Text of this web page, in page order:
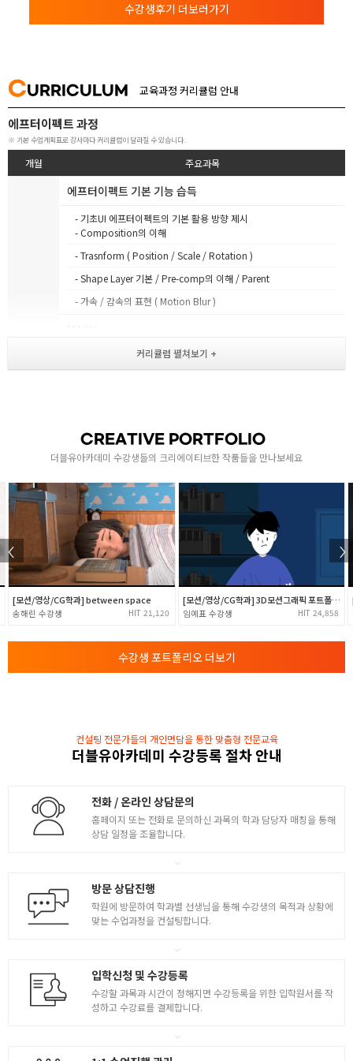
수강생후기 더보러가기
CURRICULUM 교육과정 커리큘럼 안내
에프터이펙트 과정
※ 기본 수업계획표로 강사마다 커리큘럼이 달라질 수 있습니다.
개월 주요과목
에프터이펙트 기본 기능 습득
- 기초UI 에프터이펙트의 기본 활용 방향 제시
- Composition의 이해
- Trasnform ( Position / Scale / Rotation )
- Shape Layer 기본 / Pre-comp의 이해 / Parent
- 가속 / 감속의 표현 ( Motion Blur )
- Mask의 이해 / MotionSketch 활용
MATTE / 3D LAYER
- Alpha matte의 활용
- Luma matte의 활용
- 3D Layer의 이해 / Camera, Light 기본
- 3D Layer의 활용 / Text Animate 기본활용
EFFECTS
- 다양한 Effects에 대해 알아보기
- Effects 실습 및 활용
- 기본 Particle활용
- 기본 Tracking의 이해와 활용
- Intro 영상 제작 ( Glitch 효과 )
- MV활용 영상 제작 ( Audio to Keyframe )
- Squence Source를 활용한 영상 제작
다양한 영상제작 실습
- Stroke를 활용한 영상 애니메이션
- Typo 영상 제작 / Expression 활용
- 3D Tracking / Mocha Tracking
- DUIK를 활용한 Folding Motion
- Character Rigging ( DUIK )
- Shape Layer 응용 모션그래픽 1
- Shape Layer 응용 모션그래픽 2
CREATIVE PORTFOLIO
더블유아카데미 수강생들의 크리에이티브한 작품들을 만나보세요
[모션/영상/CG학과] between space
송해린 21,120
[모션/영상/CG학과] 3D모션그래픽 포트폴리오
임예표 24,858
수강생 포트폴리오 더보기
컨설팅 전문가들의 개인면담을 통한 맞춤형 전문교육
더블유아카데미 수강등록 절차 안내
전화 / 온라인 상담문의
홈페이지 또는 전화로 문의하신 과목의 학과 담당자 매칭을 통해
상담 일정을 조율합니다.
방문 상담진행
학원에 방문하여 학과별 선생님을 통해 수강생의 목적과 상황에
맞는 수업과정을 컨설팅합니다.
입학신청 및 수강등록
수강할 과목과 시간이 정해지면 수강등록을 위한 입학원서를 작
성하고 수강료를 결제합니다.